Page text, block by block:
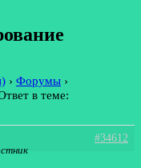
› Форумы ›
в теме:
#34612